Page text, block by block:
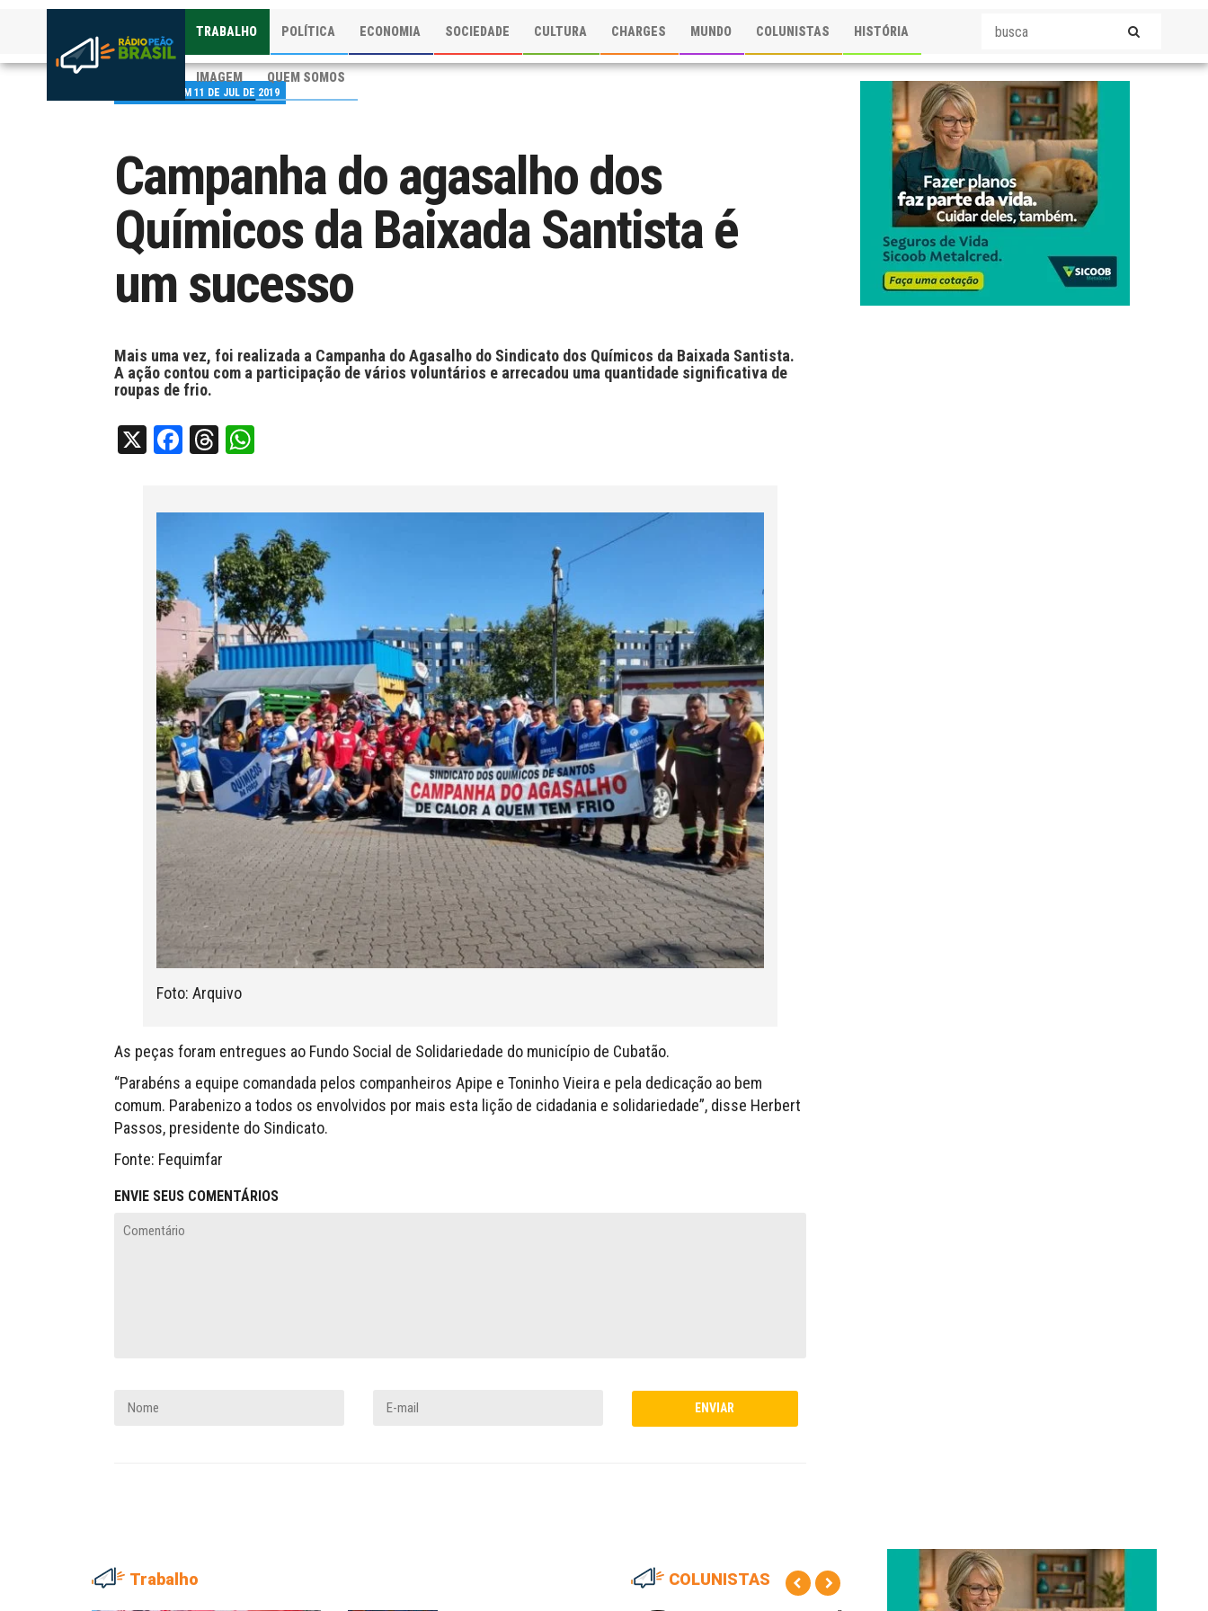
TRABALHO POLÍTICA ECONOMIA SOCIEDADE CULTURA CHARGES MUNDO COLUNISTAS HISTÓRIA
IMAGEM QUEM SOMOS
PUBLICADO EM 11 DE JUL DE 2019
Campanha do agasalho dos
Químicos da Baixada Santista é
um sucesso
Mais uma vez, foi realizada a Campanha do Agasalho do Sindicato dos Químicos da Baixada Santista.
A ação contou com a participação de vários voluntários e arrecadou uma quantidade significativa de
roupas de frio.
X Facebook
Threads
Foto: Arquivo
As peças foram entregues ao Fundo Social de Solidariedade do município de Cubatão.
“Parabéns a equipe comandada pelos companheiros Apipe e Toninho Vieira e pela dedicação ao bem
comum. Parabenizo a todos os envolvidos por mais esta lição de cidadania e solidariedade”, disse Herbert
Passos, presidente do Sindicato.
Fonte: Fequimfar
ENVIE SEUS COMENTÁRIOS
Trabalho COLUNISTAS